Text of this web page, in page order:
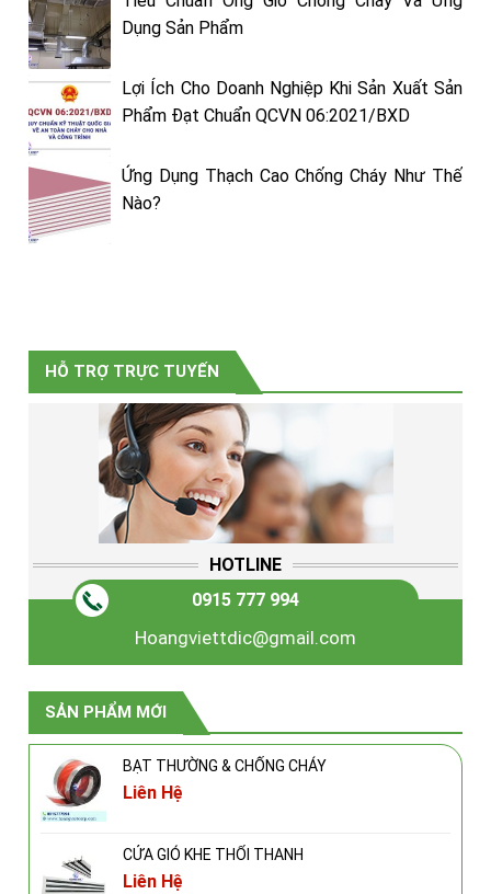
Dụng Sản Phẩm
Lợi Ích Cho Doanh Nghiệp Khi Sản Xuất Sản
Phẩm Đạt Chuẩn QCVN 06:2021/BXD
Ứng Dụng Thạch Cao Chống Cháy Như Thế
Nào?
HỖ TRỢ TRỰC TUYẾN
HOTLINE
0915 777 994
Hoangviettdic@gmail.com
SẢN PHẨM MỚI
BẠT THƯỜNG & CHỐNG CHÁY
Liên Hệ
CỬA GIÓ KHE THỔI THANH
Liên Hệ